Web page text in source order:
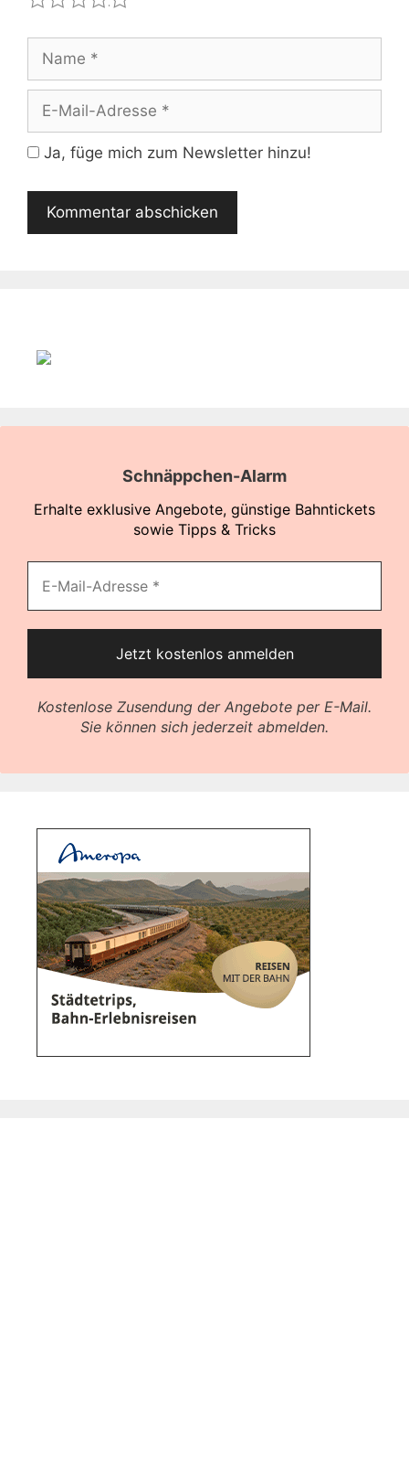
Name
Adresse
Ja, füge mich zum Newsletter hinzu!
Schnäppchen-Alarm
Erhalte exklusive Angebote, günstige Bahntickets
sowie Tipps & Tricks
Kostenlose Zusendung der Angebote per E-Mail.
Sie können sich jederzeit abmelden.